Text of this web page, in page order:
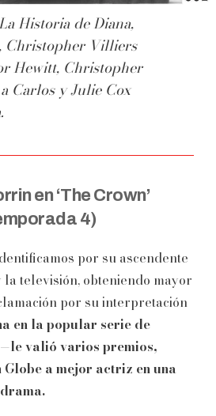
Historia de Diana,
Christopher Villiers
Hewitt, Christopher
Carlos y Julie Cox
en ‘The Crown’
4)
por su ascendente
televisión, obteniendo mayor
por su interpretación
en la popular serie de
—le valió varios premios,
a mejor actriz en una